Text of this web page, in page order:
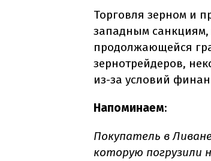
Торговля зерном и
западным
продолжающейся
зернотрейдеров,
из-за условий
Напоминаем:
Покупатель в
которую погрузили